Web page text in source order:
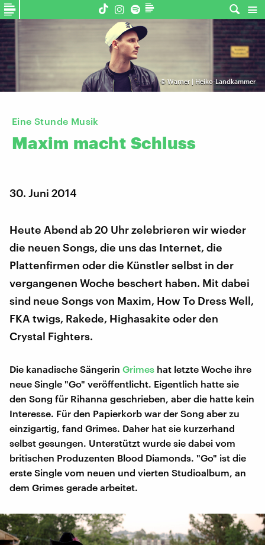
© Warner | Heiko-Landkammer
Eine Stunde Musik
Maxim macht Schluss
30. Juni 2014
Heute Abend ab 20 Uhr zelebrieren wir wieder
die neuen Songs, die uns das Internet, die
Plattenfirmen oder die Künstler selbst in der
vergangenen Woche beschert haben. Mit dabei
sind neue Songs von Maxim, How To Dress Well,
FKA twigs, Rakede, Highasakite oder den
Crystal Fighters.
Die kanadische Sängerin Grimes hat letzte Woche ihre
neue Single "Go" veröffentlicht. Eigentlich hatte sie
den Song für Rihanna geschrieben, aber die hatte kein
Interesse. Für den Papierkorb war der Song aber zu
einzigartig, fand Grimes. Daher hat sie kurzerhand
selbst gesungen. Unterstützt wurde sie dabei vom
britischen Produzenten Blood Diamonds. "Go" ist die
erste Single vom neuen und vierten Studioalbum, an
dem Grimes gerade arbeitet.